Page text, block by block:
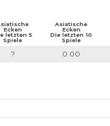
Ecken
letzten 5
Spiele
Asiatische
Ecken
Die letzten 10
Spiele
? 0.00